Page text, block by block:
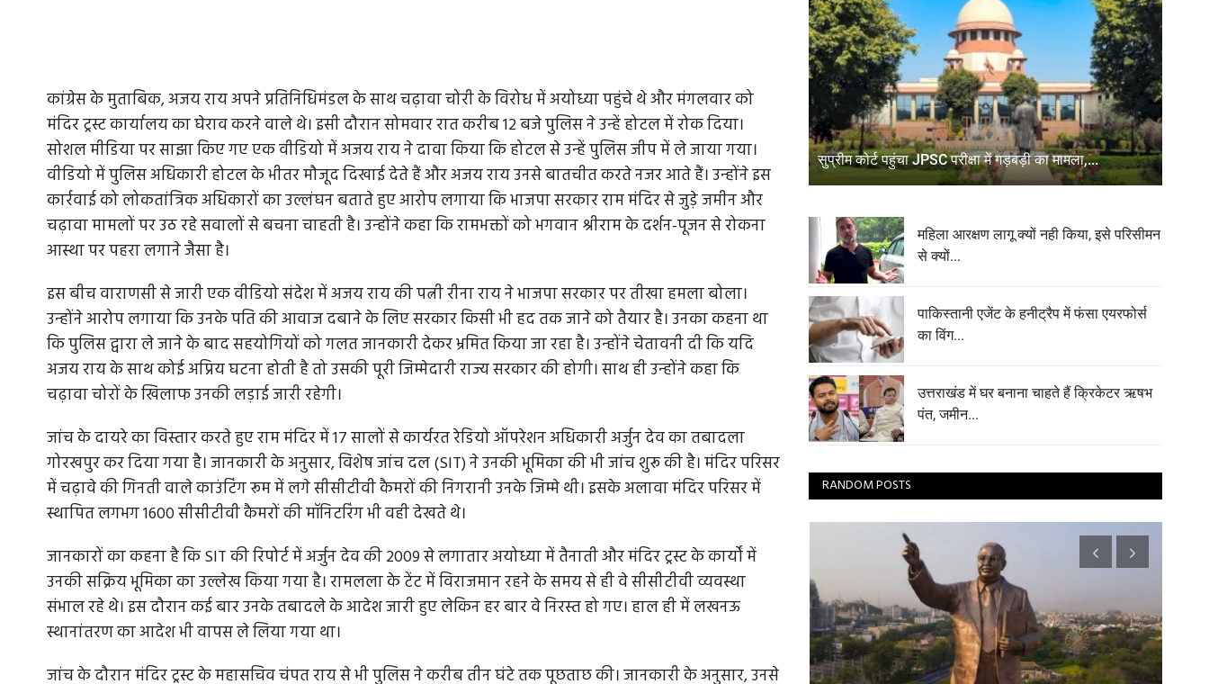
कांग्रेस के मुताबिक, अजय राय अपने प्रतिनिधिमंडल के साथ चढ़ावा चोरी के विरोध में अयोध्या पहुंचे थे और मंगलवार को
मंदिर ट्रस्ट कार्यालय का घेराव करने वाले थे। इसी दौरान सोमवार रात करीब 12 बजे पुलिस ने उन्हें होटल में रोक दिया।
सोशल मीडिया पर साझा किए गए एक वीडियो में अजय राय ने दावा किया कि होटल से उन्हें पुलिस जीप में ले जाया गया।
वीडियो में पुलिस अधिकारी होटल के भीतर मौजूद दिखाई देते हैं और अजय राय उनसे बातचीत करते नजर आते हैं। उन्होंने इस
कार्रवाई को लोकतांत्रिक अधिकारों का उल्लंघन बताते हुए आरोप लगाया कि भाजपा सरकार राम मंदिर से जुड़े जमीन और
चढ़ावा मामलों पर उठ रहे सवालों से बचना चाहती है। उन्होंने कहा कि रामभक्तों को भगवान श्रीराम के दर्शन-पूजन से रोकना
आस्था पर पहरा लगाने जैसा है।
इस बीच वाराणसी से जारी एक वीडियो संदेश में अजय राय की पत्नी रीना राय ने भाजपा सरकार पर तीखा हमला बोला।
उन्होंने आरोप लगाया कि उनके पति की आवाज दबाने के लिए सरकार किसी भी हद तक जाने को तैयार है। उनका कहना था
कि पुलिस द्वारा ले जाने के बाद सहयोगियों को गलत जानकारी देकर भ्रमित किया जा रहा है। उन्होंने चेतावनी दी कि यदि
अजय राय के साथ कोई अप्रिय घटना होती है तो उसकी पूरी जिम्मेदारी राज्य सरकार की होगी। साथ ही उन्होंने कहा कि
चढ़ावा चोरों के खिलाफ उनकी लड़ाई जारी रहेगी।
जांच के दायरे का विस्तार करते हुए राम मंदिर में 17 सालों से कार्यरत रेडियो ऑपरेशन अधिकारी अर्जुन देव का तबादला
गोरखपुर कर दिया गया है। जानकारी के अनुसार, विशेष जांच दल (SIT) ने उनकी भूमिका की भी जांच शुरू की है। मंदिर परिसर
में चढ़ावे की गिनती वाले काउंटिंग रूम में लगे सीसीटीवी कैमरों की निगरानी उनके जिम्मे थी। इसके अलावा मंदिर परिसर में
स्थापित लगभग 1600 सीसीटीवी कैमरों की मॉनिटरिंग भी वही देखते थे।
जानकारों का कहना है कि SIT की रिपोर्ट में अर्जुन देव की 2009 से लगातार अयोध्या में तैनाती और मंदिर ट्रस्ट के कार्यों में
उनकी सक्रिय भूमिका का उल्लेख किया गया है। रामलला के टेंट में विराजमान रहने के समय से ही वे सीसीटीवी व्यवस्था
संभाल रहे थे। इस दौरान कई बार उनके तबादले के आदेश जारी हुए लेकिन हर बार वे निरस्त हो गए। हाल ही में लखनऊ
स्थानांतरण का आदेश भी वापस ले लिया गया था।
जांच के दौरान मंदिर ट्रस्ट के महासचिव चंपत राय से भी पुलिस ने करीब तीन घंटे तक पूछताछ की। जानकारी के अनुसार, उनसे
सुप्रीम कोर्ट पहुंचा JPSC परीक्षा में गड़बड़ी का मामला,...
महिला आरक्षण लागू क्यों नही किया, इसे परिसीमन
से क्यों...
पाकिस्तानी एजेंट के हनीट्रैप में फंसा एयरफोर्स
का विंग...
उत्तराखंड में घर बनाना चाहते हैं क्रिकेटर ऋषभ
पंत, जमीन...
RANDOM POSTS